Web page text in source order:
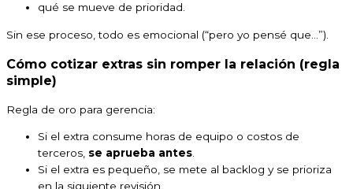
qué se mueve de prioridad.
Sin ese proceso, todo es emocional (“pero yo pensé que…”).
Cómo cotizar extras sin romper la relación (regla
simple)
Regla de oro para gerencia:
Si el extra consume horas de equipo o costos de
terceros, se aprueba antes.
Si el extra es pequeño, se mete al backlog y se prioriza
en la siguiente revisión.